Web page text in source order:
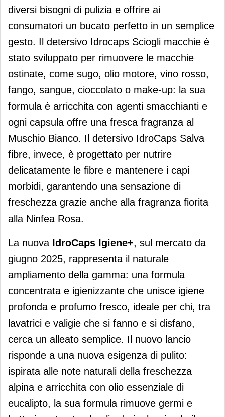
diversi bisogni di pulizia e offrire ai
consumatori un bucato perfetto in un semplice
gesto. Il detersivo Idrocaps Sciogli macchie è
stato sviluppato per rimuovere le macchie
ostinate, come sugo, olio motore, vino rosso,
fango, sangue, cioccolato o make-up: la sua
formula è arricchita con agenti smacchianti e
ogni capsula offre una fresca fragranza al
Muschio Bianco. Il detersivo IdroCaps Salva
fibre, invece, è progettato per nutrire
delicatamente le fibre e mantenere i capi
morbidi, garantendo una sensazione di
freschezza grazie anche alla fragranza fiorita
alla Ninfea Rosa.
La nuova IdroCaps Igiene+, sul mercato da
giugno 2025, rappresenta il naturale
ampliamento della gamma: una formula
concentrata e igienizzante che unisce igiene
profonda e profumo fresco, ideale per chi, tra
lavatrici e valigie che si fanno e si disfano,
cerca un alleato semplice. Il nuovo lancio
risponde a una nuova esigenza di pulito:
ispirata alle note naturali della freschezza
alpina e arricchita con olio essenziale di
eucalipto, la sua formula rimuove germi e